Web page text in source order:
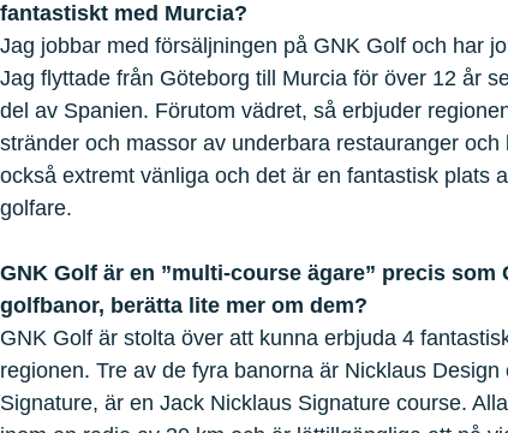
fantastiskt med Murcia?
Jag jobbar med försäljningen på GNK Golf och har
Jag flyttade från Göteborg till Murcia för över 12 år
del av Spanien. Förutom vädret, så erbjuder
stränder och massor av underbara restauranger
också extremt vänliga och det är en fantastisk plats
golfare.
GNK Golf är en ”multi-course ägare” precis
golfbanor, berätta lite mer om dem?
GNK Golf är stolta över att kunna erbjuda 4
regionen. Tre av de fyra banorna är Nicklaus
Signature, är en Jack Nicklaus Signature course.